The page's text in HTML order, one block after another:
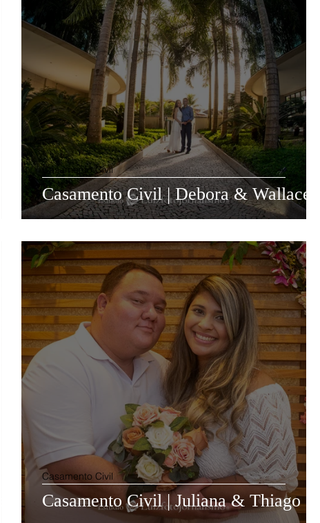
Casamento Civil | Debora & Wallace
Casamento Civil
Casamento Civil | Juliana & Thiago
Casamento Civil